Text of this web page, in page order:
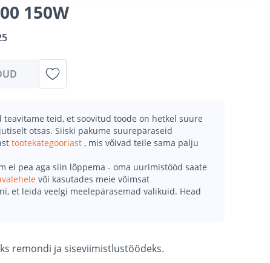
150W
teavitame teid, et soovitud toode on hetkel suure
otsas. Siiski pakume suurepäraseid
tootekategooriast , mis võivad teile sama palju
ei pea aga siin lõppema - oma uurimistööd saate
või kasutades meie võimsat
et leida veelgi meelepärasemad valikuid. Head
remondi ja siseviimistlustöödeks.